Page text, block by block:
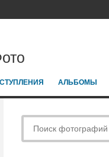
АЛЬБОМЫ